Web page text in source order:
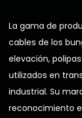
La gama de
cables de los
elevación,
utilizados en
industrial. Su
reconocimiento